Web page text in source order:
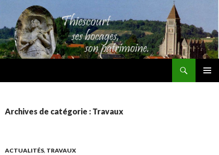
Archives de catégorie : Travaux
ACTUALITÉS, TRAVAUX